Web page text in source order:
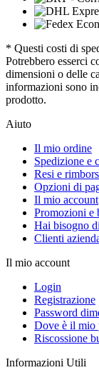
* Questi costi di
Potrebbero esserci
dimensioni o delle
informazioni sono
prodotto.
Aiuto
Il mio ordine
Spedizione e
Resi e
Opzioni di
Il mio account
Promozioni e
Hai bisogno
Clienti
Il mio account
Login
Registrazione
Password
Dove è il mio
Riscossione
Informazioni Utili